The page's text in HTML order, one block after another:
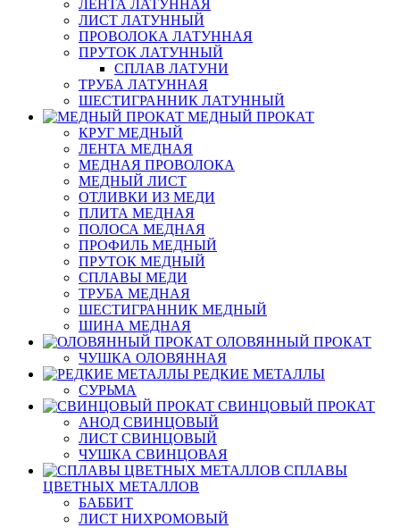
ЛЕНТА ЛАТУННАЯ
ЛИСТ ЛАТУННЫЙ
ПРОВОЛОКА ЛАТУННАЯ
ПРУТОК ЛАТУННЫЙ
СПЛАВ ЛАТУНИ
ТРУБА ЛАТУННАЯ
ШЕСТИГРАННИК ЛАТУННЫЙ
МЕДНЫЙ ПРОКАТ
КРУГ МЕДНЫЙ
ЛЕНТА МЕДНАЯ
МЕДНАЯ ПРОВОЛОКА
МЕДНЫЙ ЛИСТ
ОТЛИВКИ ИЗ МЕДИ
ПЛИТА МЕДНАЯ
ПОЛОСА МЕДНАЯ
ПРОФИЛЬ МЕДНЫЙ
ПРУТОК МЕДНЫЙ
СПЛАВЫ МЕДИ
ТРУБА МЕДНАЯ
ШЕСТИГРАННИК МЕДНЫЙ
ШИНА МЕДНАЯ
ОЛОВЯННЫЙ ПРОКАТ
ЧУШКА ОЛОВЯННАЯ
РЕДКИЕ МЕТАЛЛЫ
СУРЬМА
СВИНЦОВЫЙ ПРОКАТ
АНОД СВИНЦОВЫЙ
ЛИСТ СВИНЦОВЫЙ
ЧУШКА СВИНЦОВАЯ
СПЛАВЫ
ЦВЕТНЫХ МЕТАЛЛОВ
БАББИТ
ЛИСТ НИХРОМОВЫЙ